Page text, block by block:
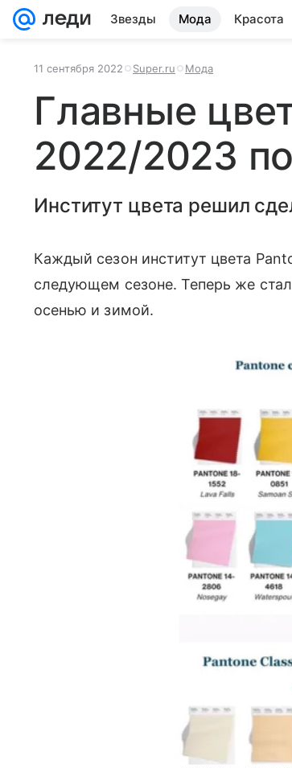
Звезды Мода Красота
11 сентября 2022 Super.ru Мода
Главные
2022/2023
Институт цвета решил
Каждый сезон институт цвета
следующем сезоне. Теперь же
осенью и зимой.